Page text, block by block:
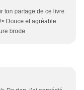
ton partage de ce livre
Douce et agréable
brode